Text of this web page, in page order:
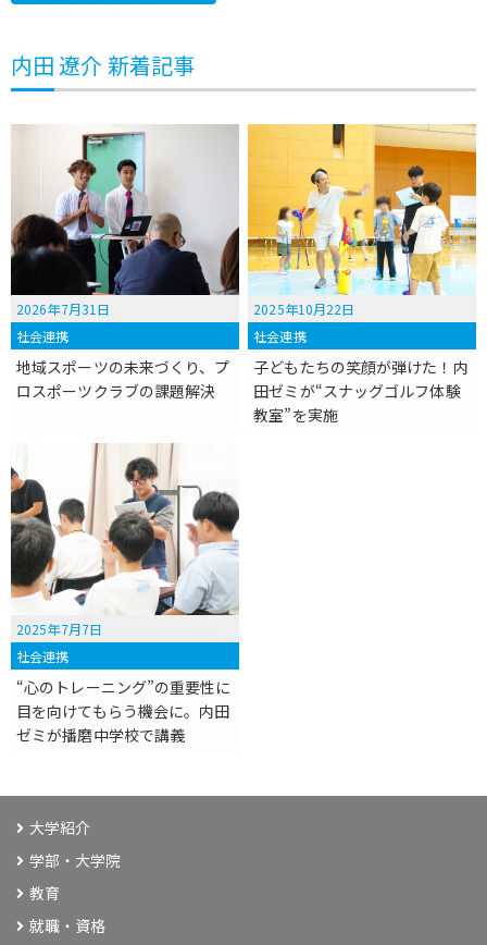
内田 遼介 新着記事
2026年7月31日
社会連携
地域スポーツの未来づくり、プ
ロスポーツクラブの課題解決
2025年10月22日
社会連携
子どもたちの笑顔が弾けた！内
田ゼミが“スナッグゴルフ体験
教室”を実施
2025年7月7日
社会連携
“心のトレーニング”の重要性に
目を向けてもらう機会に。内田
ゼミが播磨中学校で講義
大学紹介
学部・大学院
教育
就職・資格